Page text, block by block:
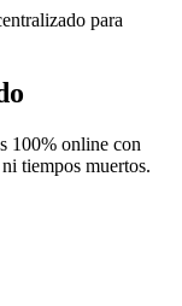
para
100% online con
tiempos muertos.